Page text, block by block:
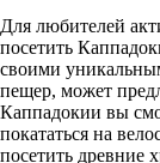
Для любителей
посетить
своими
пещер, может
Каппадокии вы
покататься на
посетить древние